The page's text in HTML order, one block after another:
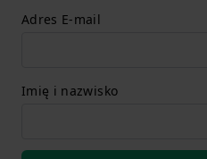
Adres E-mail
Imię i nazwisko